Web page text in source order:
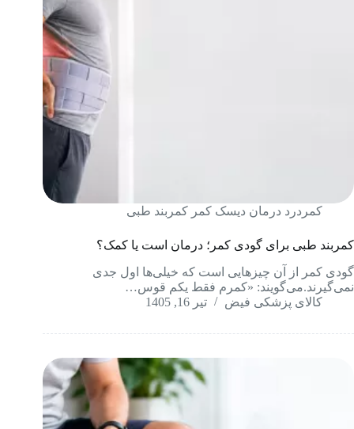
کمردرد درمان دیسک کمر کمربند طبی
کمربند طبی برای گودی کمر؛ درمان است یا کمک؟
گودی کمر از آن چیزهایی است که خیلی‌ها اول جدی
نمی‌گیرند.می‌گویند: «کمرم فقط یکم قوس…
کالای پزشکی فیض
تیر 16, 1405